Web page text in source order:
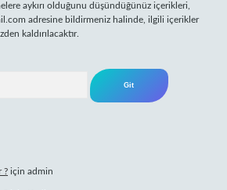
aykırı olduğunu düşündüğünüz içerikleri,
adresine bildirmeniz halinde, ilgili içerikler
kaldırılacaktır.
? için admin